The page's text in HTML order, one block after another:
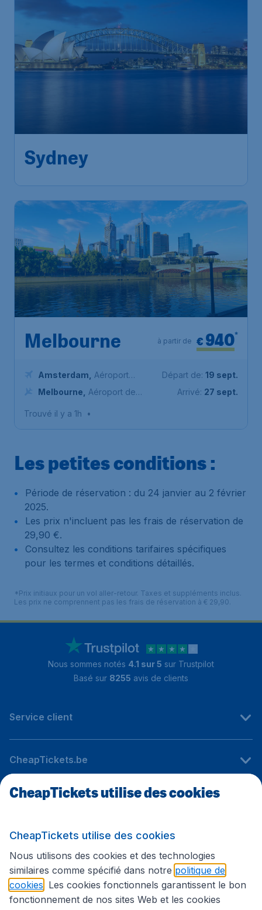
Sydney
Smith de Sydney
Trouvé il y a 1h
Melbourne € 940*
à partir de
Amsterdam
Aéroport
Schiphol (Amsterdam)
Melbourne
Aéroport de
Départ de: 19 sept.
Arrivé: 27 sept.
Trouvé il y a 1h •
Les petites conditions :
Période de réservation : du 24 janvier au 2 février
2025.
Les prix n'incluent pas les frais de réservation de
29,90 €.
Consultez les conditions tarifaires spécifiques
pour les termes et conditions détaillés.
*Prix initiaux pour un vol aller-retour. Taxes et suppléments inclus.
Les prix ne comprennent pas les frais de réservation à € 29,90.
Nous sommes notés 4.1 sur 5 sur Trustpilot
Basé sur 8255 avis de clients
Service client
CheapTickets.be
Sites internationaux
Suivez CheapTickets.be
CheapTickets utilise des cookies
CheapTickets utilise des cookies
Nous utilisons des cookies et des technologies
similaires comme spécifié dans notre politique de
cookies . Les cookies fonctionnels garantissent le bon
fonctionnement de nos sites Web et les cookies